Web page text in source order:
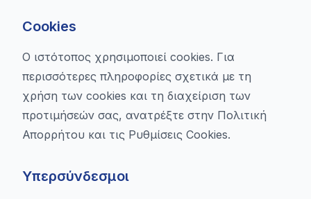
Cookies
Ο ιστότοπος χρησιμοποιεί cookies. Για
περισσότερες πληροφορίες σχετικά με τη
χρήση των cookies και τη διαχείριση των
προτιμήσεών σας, ανατρέξτε στην Πολιτική
Απορρήτου και τις Ρυθμίσεις Cookies.
Υπερσύνδεσμοι